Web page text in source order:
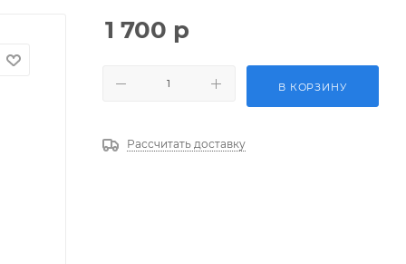
1 700 р
В КОРЗИНУ
Рассчитать доставку